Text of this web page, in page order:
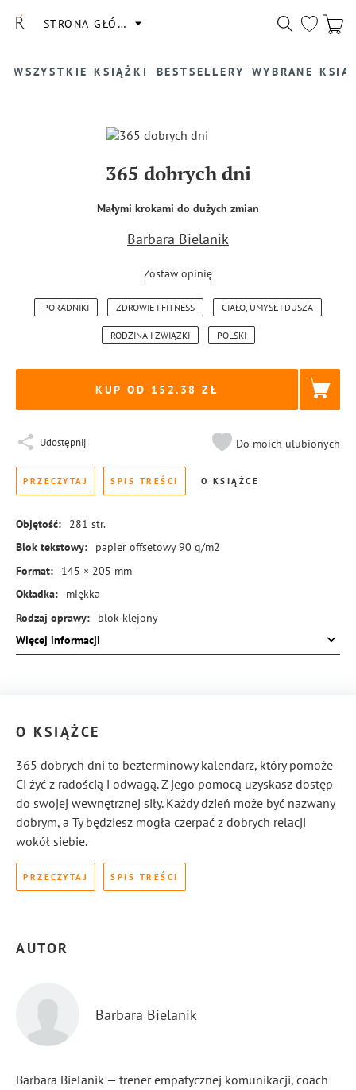
STRONA GŁÓWNA
WSZYSTKIE KSIĄŻKI BESTSELLERY WYBRANE
365 dobrych dni
Małymi krokami do dużych zmian
Barbara Bielanik
Zostaw opinię
PORADNIKI ZDROWIE I FITNESS CIAŁO, UMYSŁ I DUSZA
RODZINA I ZWIĄZKI POLSKI
KUP OD 152.38
Udostępnij Do moich ulubionych
PRZECZYTAJ SPIS TREŚCI O KSIĄŻCE
Objętość: 281 str.
Blok tekstowy:
papier offsetowy 90 g/m2
Format:
145 × 205 mm
Okładka:
miękka
Rodzaj oprawy:
blok klejony
ISBN:
978-83-8273-308-2
Więcej informacji
O KSIĄŻCE
365 dobrych dni to bezterminowy kalendarz, który pomoże
Ci żyć z radością i odwagą. Z jego pomocą uzyskasz dostęp
do swojej wewnętrznej siły. Każdy dzień może być nazwany
dobrym, a Ty będziesz mogła czerpać z dobrych relacji
wokół siebie.
PRZECZYTAJ SPIS TREŚCI
AUTOR
Barbara Bielanik
Barbara Bielanik — trener empatycznej komunikacji, coach